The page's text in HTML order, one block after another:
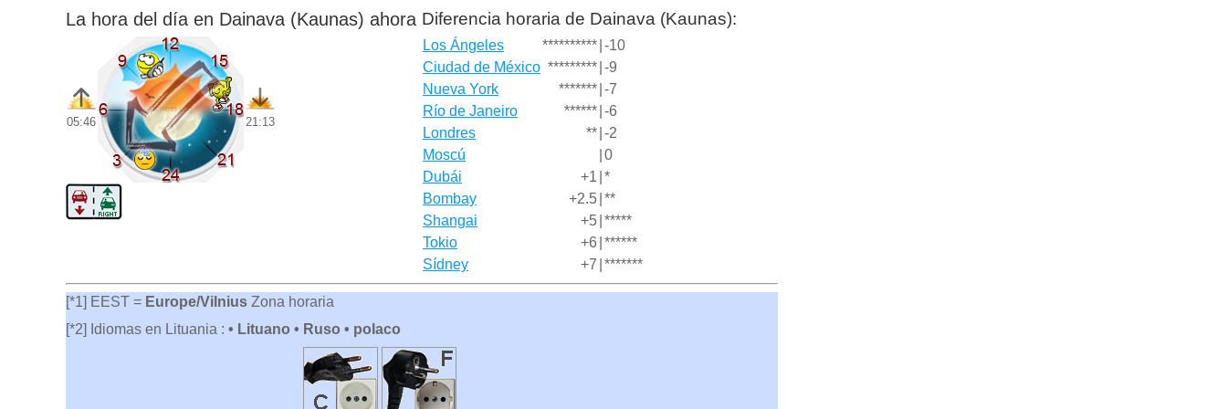
La hora del día en Dainava (Kaunas) ahora
05:46 21:13
Diferencia horaria de Dainava (Kaunas):
Los Ángeles ********** -10
Ciudad de México ********* -9
Nueva York
******* -7
Río de Janeiro
****** -6
Londres
** -2
Moscú
0
Dubái
+1 *
Bombay
+2.5 **
Shangai
+5 *****
Tokio
+6 ******
Sídney
+7 *******
[*1] EEST = Europe/Vilnius Zona horaria
[*2] Idiomas en Lituania : • Lituano • Ruso • polaco